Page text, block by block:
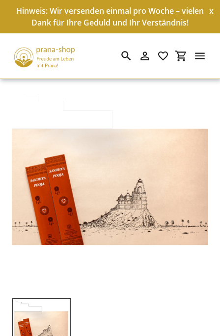
Direkt
Hinweis: Wir versenden einmal pro Woche – vielen
Dank für Ihre Geduld und Ihr Verständnis!
x
SuchenEinloggen